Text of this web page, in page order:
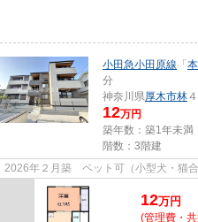
小田急小田原線 「
分
神奈川県厚木市林
12万円
築年数：築1年未満
階数：3階建
2026年２月築 ペット可（小型犬・猫合
12万円
(管理費・